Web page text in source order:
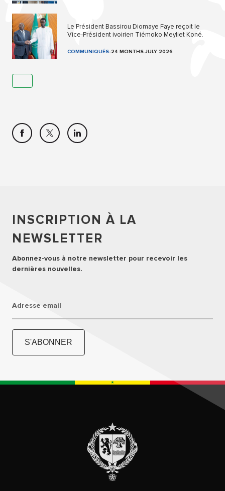
Le Président Bassirou Diomaye Faye reçoit le
Vice-Président ivoirien Tiémoko Meyliet Koné.
COMMUNIQUÉS-24 MONTHS.JULY 2026
INSCRIPTION À LA
NEWSLETTER
Abonnez-vous à notre newsletter pour recevoir les
dernières nouvelles.
Adresse email
S'ABONNER